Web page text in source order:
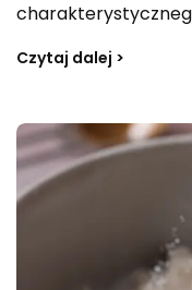
korzyści dla
się, dlaczego warto
diety.
Czytaj dalej >